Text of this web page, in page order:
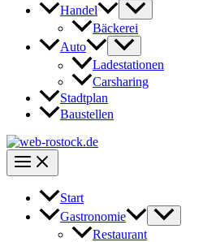
Handel
Bäckerei
Auto
Ladestationen
Carsharing
Stadtplan
Baustellen
Start
Gastronomie
Restaurant